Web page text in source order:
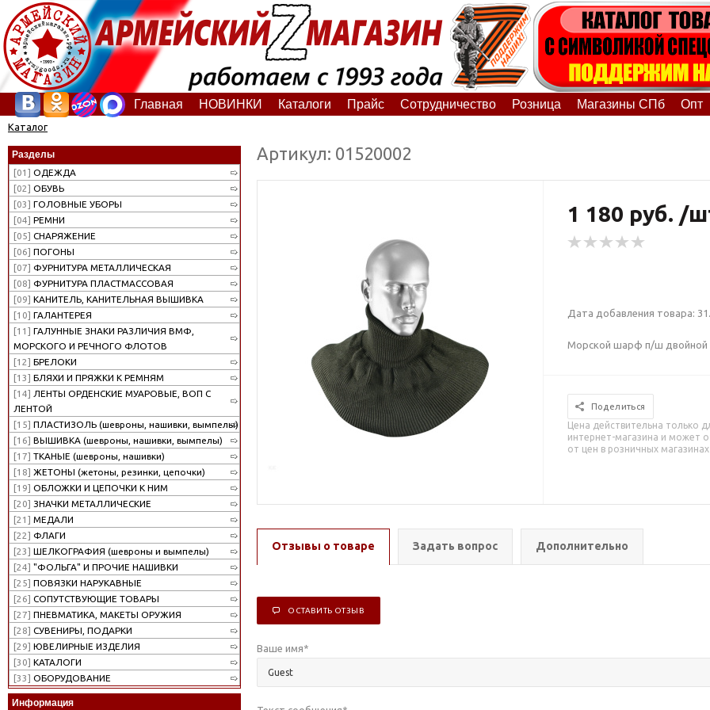
Главная НОВИНКИ Каталоги Прайс Сотрудничество Розница Магазины СПб Опт
Каталог
Разделы
[01] ОДЕЖДА
[02] ОБУВЬ
[03] ГОЛОВНЫЕ УБОРЫ
[04] РЕМНИ
[05] СНАРЯЖЕНИЕ
[06] ПОГОНЫ
[07] ФУРНИТУРА МЕТАЛЛИЧЕСКАЯ
[08] ФУРНИТУРА ПЛАСТМАССОВАЯ
[09] КАНИТЕЛЬ, КАНИТЕЛЬНАЯ ВЫШИВКА
[10] ГАЛАНТЕРЕЯ
[11] ГАЛУННЫЕ ЗНАКИ РАЗЛИЧИЯ ВМФ,
МОРСКОГО И РЕЧНОГО ФЛОТОВ
[12] БРЕЛОКИ
[13] БЛЯХИ И ПРЯЖКИ К РЕМНЯМ
[14] ЛЕНТЫ ОРДЕНСКИЕ МУАРОВЫЕ, ВОП С
ЛЕНТОЙ
[15] ПЛАСТИЗОЛЬ (шевроны, нашивки, вымпелы)
[16] ВЫШИВКА (шевроны, нашивки, вымпелы)
[17] ТКАНЫЕ (шевроны, нашивки)
[18] ЖЕТОНЫ (жетоны, резинки, цепочки)
[19] ОБЛОЖКИ И ЦЕПОЧКИ К НИМ
[20] ЗНАЧКИ МЕТАЛЛИЧЕСКИЕ
[21] МЕДАЛИ
[22] ФЛАГИ
[23] ШЕЛКОГРАФИЯ (шевроны и вымпелы)
[24] "ФОЛЬГА" И ПРОЧИЕ НАШИВКИ
[25] ПОВЯЗКИ НАРУКАВНЫЕ
[26] СОПУТСТВУЮЩИЕ ТОВАРЫ
[27] ПНЕВМАТИКА, МАКЕТЫ ОРУЖИЯ
[28] СУВЕНИРЫ, ПОДАРКИ
[29] ЮВЕЛИРНЫЕ ИЗДЕЛИЯ
[30] КАТАЛОГИ
[33] ОБОРУДОВАНИЕ
Информация
Артикул: 01520002
1 180 руб. /
Дата добавления товара:
Морской шарф п/ш двойной
Поделиться
Цена действительна только
интернет-магазина и может
от цен в розничных магазинах
Отзывы о товаре Задать вопрос Дополнительно
ОСТАВИТЬ ОТЗЫВ
Ваше имя*